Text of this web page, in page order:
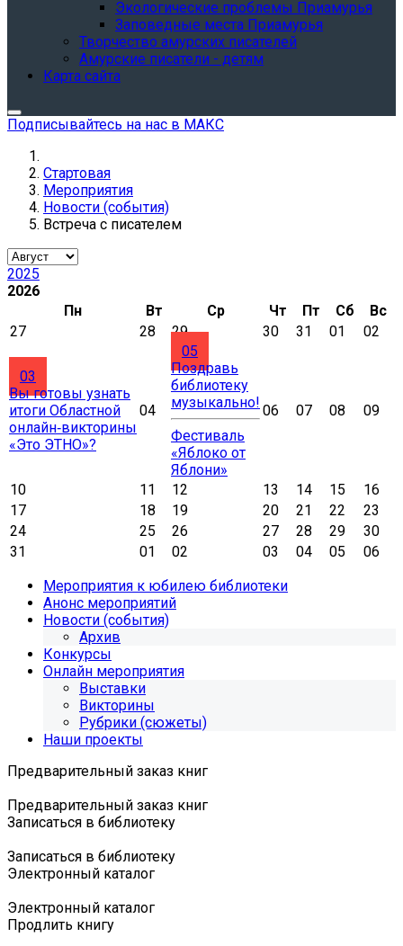
Экологические проблемы Приамурья
Заповедные места Приамурья
Творчество амурских писателей
Амурские писатели - детям
Карта сайта
Подписывайтесь на нас в МАКС
Стартовая
Мероприятия
Новости (события)
Встреча с писателем
2025
2026
Пн
Вт Ср Чт Пт Сб
Вс
27
28 29 30 31 01 02
03
Вы готовы узнать
итоги Областной
онлайн‑викторины
«Это ЭТНО»?
04
05
Поздравь
библиотеку
музыкально!
Фестиваль
«Яблоко от
Яблони»
06 07 08 09
10 11 12 13 14 15
16
17
18 19 20 21 22
23
24
25 26 27 28 29
30
31
01 02 03 04 05
06
Мероприятия к юбилею библиотеки
Анонс мероприятий
Новости (события)
Архив
Конкурсы
Онлайн мероприятия
Выставки
Викторины
Рубрики (сюжеты)
Наши проекты
Предварительный заказ книг
Предварительный заказ книг
Записаться в библиотеку
Записаться в библиотеку
Электронный каталог
Электронный каталог
Продлить книгу